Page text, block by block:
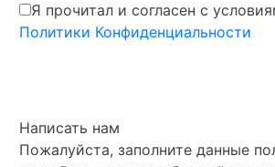
Я прочитал и согласен с
Политики Конфиденциальности
Написать нам
Пожалуйста, заполните данные